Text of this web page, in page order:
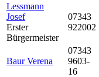
Lessmann
Josef
Erster
Bürgermeister
07343
922002
Baur Verena
07343
9603-
16